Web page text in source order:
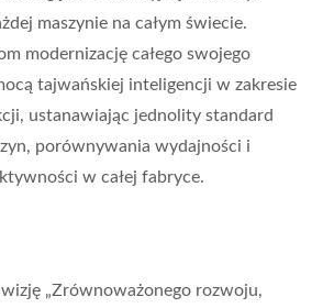
maszynie na całym świecie.
modernizację całego swojego
tajwańskiej inteligencji w zakresie
ustanawiając jednolity standard
porównywania wydajności i
w całej fabryce.
„Zrównoważonego rozwoju,